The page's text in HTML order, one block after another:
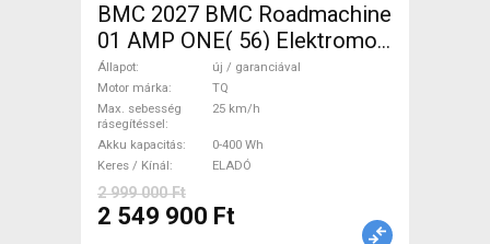
BMC 2027 BMC Roadmachine
01 AMP ONE( 56) Elektromos
Országúti / Gravel TQ új /
garanciával ELADÓ
Állapot
új / garanciával
Motor márka
TQ
Max. sebesség
rásegítéssel
25 km/h
Akku kapacitás
0-400 Wh
Keres / Kínál
ELADÓ
2 999 000 Ft
2 549 900 Ft